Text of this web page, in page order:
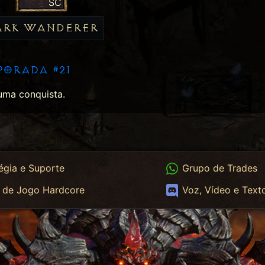
SC
WANDERER
#21
conquista.
e Suporte WhatsApp Trades
Grupo de Trades
HC
Jogo Hardcore Discord
Voz, Vídeo e